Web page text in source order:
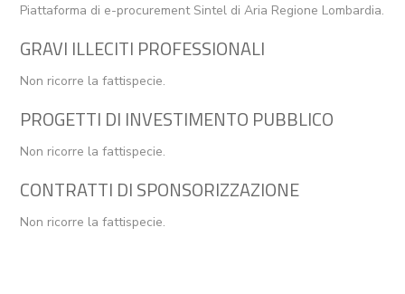
Piattaforma di e-procurement Sintel di Aria Regione Lombardia.
GRAVI ILLECITI PROFESSIONALI
Non ricorre la fattispecie.
PROGETTI DI INVESTIMENTO PUBBLICO
Non ricorre la fattispecie.
CONTRATTI DI SPONSORIZZAZIONE
Non ricorre la fattispecie.